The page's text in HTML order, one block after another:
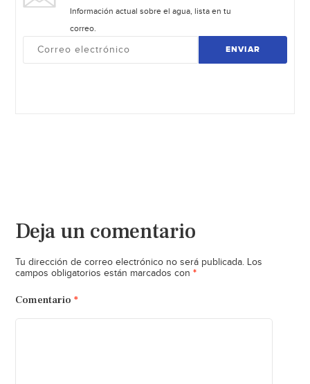
Información actual sobre el agua, lista en tu
correo.
ENVIAR
Deja un comentario
Tu dirección de correo electrónico no será publicada. Los
campos obligatorios están marcados con *
Comentario *